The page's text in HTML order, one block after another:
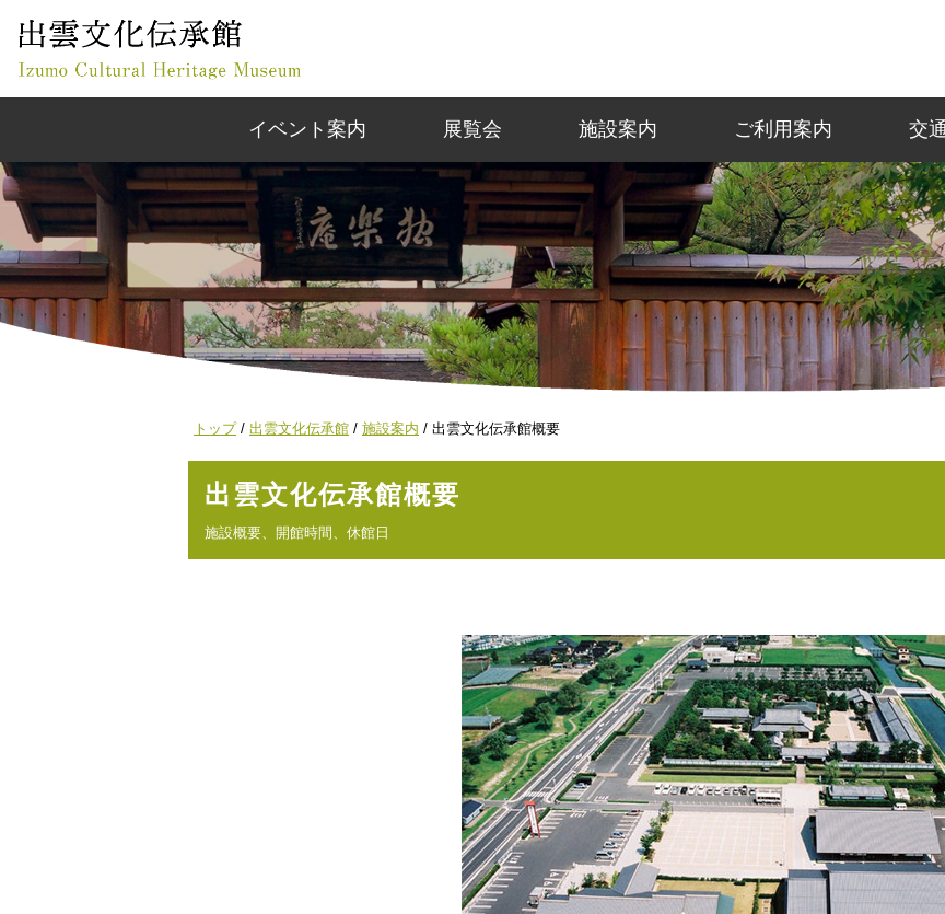
イベント案内 展覧会 施設案内 ご利用案内 交
現
位
トップ/ 出雲文化伝承館 / 施設案内 / 出雲文化伝承館概要
出雲文化伝承館概要
施設概要、開館時間、休館日